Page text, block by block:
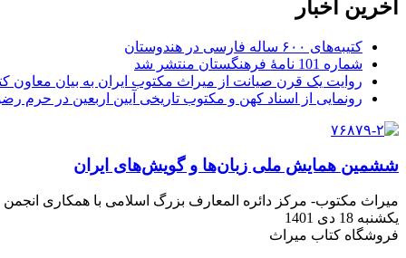
آخرین اخبار
کتیبه‌های ۶۰۰ ساله فارسی در هندوستان
شماره 101 نامۀ فرهنگستان منتشر شد
روایت یک قرن صیانت از میراث مکتوب ایران به بیان معاون
رونمایی از اسناد کهن و مکتوب تاریخی آیین اربعین در حرم
ششمین همایش ملی زبان‌ها و گویش‌های ایران
میراث مکتوب- مرکز دائره المعارف بزرگ اسلامی با همکاری انجمن ایران
یکشنبه 18 دی 1401
فروشگاه کتاب میراث